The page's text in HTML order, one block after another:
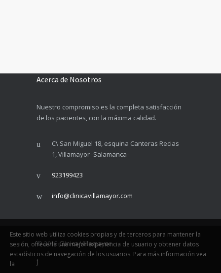
Acerca de Nosotros
Nuestro compromiso es la completa satisfacción
de los pacientes, con la máxima calidad.
C\ San Miguel 18, esquina Canteras Recias
1, Villamayor -Salamanca-
923199423
info@clinicavillamayor.com
© 2015Clinica Villamayor
Este sitio web utiliza cookies propias y de terceros para mantener la
sesión, ofrecerle una mejor experiencia de usuario y obtener datos
estadísticos de navegación de los usuarios. Para más información vea
la